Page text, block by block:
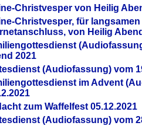
Christvesper von Heilig
Christvesper, für langsamen
von Heilig
2021
(Audiofassung) vom
im Advent
zum Waffelfest 05.12.2021
(Audiofassung) vom